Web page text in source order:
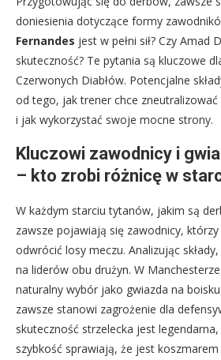
doniesienia dotyczące formy
Fernandes jest w pełni sił? Czy Amad
skuteczność? Te pytania są kluczowe
Czerwonych Diabłów. Potencjalne
od tego, jak trener chce zneutralizować
i jak wykorzystać swoje mocne strony.
Kluczowi zawodnicy i
– kto zrobi różnicę w
W każdym starciu tytanów, jakim są
zawsze pojawiają się zawodnicy,
odwrócić losy meczu. Analizując
na liderów obu drużyn. W
naturalny wybór jako gwiazda na
zawsze stanowi zagrożenie dla
skuteczność strzelecka jest
szybkość sprawiają, że jest